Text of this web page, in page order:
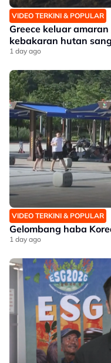
VIDEO TERKINI & POPULAR
Greece keluar
kebakaran hutan
1 day ago
VIDEO TERKINI & POPULAR
Gelombang haba
1 day ago